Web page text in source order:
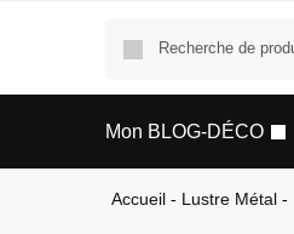
Mon BLOG-DÉCO
Accueil - Lustre Métal -